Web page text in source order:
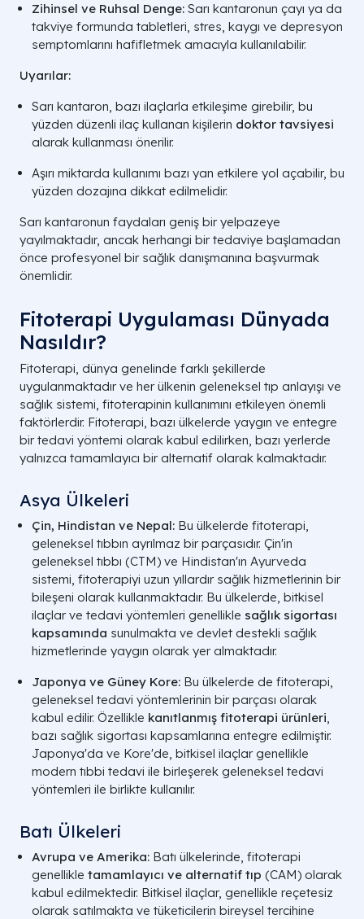
Zihinsel ve Ruhsal Denge: Sarı kantaronun çayı ya da
takviye formunda tabletleri, stres, kaygı ve depresyon
semptomlarını hafifletmek amacıyla kullanılabilir.
Uyarılar:
Sarı kantaron, bazı ilaçlarla etkileşime girebilir, bu
yüzden düzenli ilaç kullanan kişilerin doktor tavsiyesi
alarak kullanması önerilir.
Aşırı miktarda kullanımı bazı yan etkilere yol açabilir, bu
yüzden dozajına dikkat edilmelidir.
Sarı kantaronun faydaları geniş bir yelpazeye
yayılmaktadır, ancak herhangi bir tedaviye başlamadan
önce profesyonel bir sağlık danışmanına başvurmak
önemlidir.
Fitoterapi Uygulaması Dünyada
Nasıldır?
Fitoterapi, dünya genelinde farklı şekillerde
uygulanmaktadır ve her ülkenin geleneksel tıp anlayışı ve
sağlık sistemi, fitoterapinin kullanımını etkileyen önemli
faktörlerdir. Fitoterapi, bazı ülkelerde yaygın ve entegre
bir tedavi yöntemi olarak kabul edilirken, bazı yerlerde
yalnızca tamamlayıcı bir alternatif olarak kalmaktadır.
Asya Ülkeleri
Çin, Hindistan ve Nepal: Bu ülkelerde fitoterapi,
geleneksel tıbbın ayrılmaz bir parçasıdır. Çin'in
geleneksel tıbbı (CTM) ve Hindistan'ın Ayurveda
sistemi, fitoterapiyi uzun yıllardır sağlık hizmetlerinin bir
bileşeni olarak kullanmaktadır. Bu ülkelerde, bitkisel
ilaçlar ve tedavi yöntemleri genellikle sağlık sigortası
kapsamında sunulmakta ve devlet destekli sağlık
hizmetlerinde yaygın olarak yer almaktadır.
Japonya ve Güney Kore: Bu ülkelerde de fitoterapi,
geleneksel tedavi yöntemlerinin bir parçası olarak
kabul edilir. Özellikle kanıtlanmış fitoterapi ürünleri,
bazı sağlık sigortası kapsamlarına entegre edilmiştir.
Japonya'da ve Kore'de, bitkisel ilaçlar genellikle
modern tıbbi tedavi ile birleşerek geleneksel tedavi
yöntemleri ile birlikte kullanılır.
Batı Ülkeleri
Avrupa ve Amerika: Batı ülkelerinde, fitoterapi
genellikle tamamlayıcı ve alternatif tıp (CAM) olarak
kabul edilmektedir. Bitkisel ilaçlar, genellikle reçetesiz
olarak satılmakta ve tüketicilerin bireysel tercihine